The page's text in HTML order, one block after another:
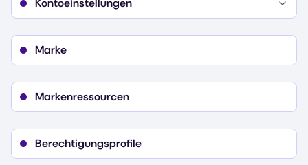
Kontoeinstellungen
Profileinstellungen
Sicherheitseinstellungen
Regionale Einstellungen
Branding-Einstellungen
Marke
Markenressourcen
Berechtigungsprofile